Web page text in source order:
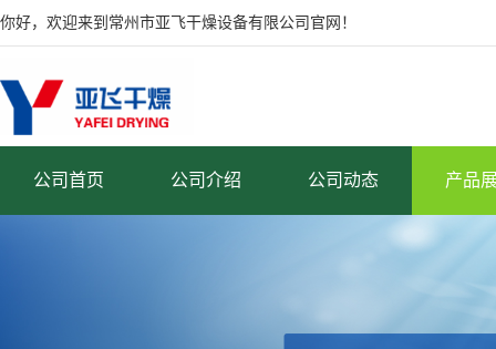
你好，欢迎来到常州市亚飞干燥设备有限公司官网！
公司首页 公司介绍 公司动态 产品